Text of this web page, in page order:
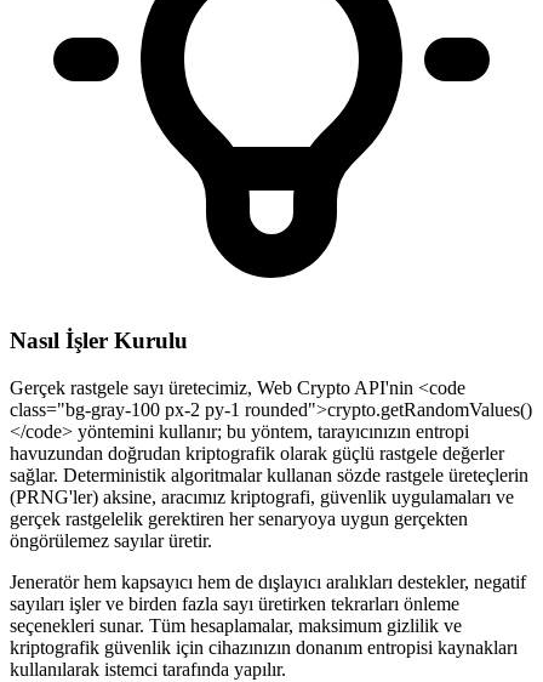
Nasıl İşler Kurulu
Gerçek rastgele sayı üretecimiz, Web Crypto API'nin <code
class="bg-gray-100 px-2 py-1 rounded">crypto.getRandomValues()
</code> yöntemini kullanır; bu yöntem, tarayıcınızın entropi
havuzundan doğrudan kriptografik olarak güçlü rastgele değerler
sağlar. Deterministik algoritmalar kullanan sözde rastgele üreteçlerin
(PRNG'ler) aksine, aracımız kriptografi, güvenlik uygulamaları ve
gerçek rastgelelik gerektiren her senaryoya uygun gerçekten
öngörülemez sayılar üretir.
Jeneratör hem kapsayıcı hem de dışlayıcı aralıkları destekler, negatif
sayıları işler ve birden fazla sayı üretirken tekrarları önleme
seçenekleri sunar. Tüm hesaplamalar, maksimum gizlilik ve
kriptografik güvenlik için cihazınızın donanım entropisi kaynakları
kullanılarak istemci tarafında yapılır.